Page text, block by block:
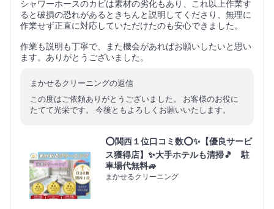
シャワーホースのカビは素材の劣化もあり、これ以上作業す
ると破損の恐れがあるときちんと説明してくださり、無理に
作業せず正直に対応していただけたのも安心できました。
作業も説明も丁寧で、また機会があればお願いしたいと思い
ます。ありがとうございました。
まかせるクリーニングの返信
この度はご依頼ありがとうございました。 お客様のお役に
たてて光栄です。 今後ともよろしくお願いいたします。
⭕関西１位口コミ数⭕✨【優良サービ
ス獲得店】✨大手ホテルも清掃🎵 駐
車場代無料🚙
まかせるクリーニング